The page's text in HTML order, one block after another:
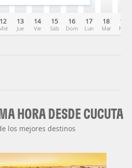
12 13
Jue
14
Vie
15
Sáb
16
Dom
17
Lun
18
Mar
19
Mié
HORA DESDE CUCUTA
los mejores destinos